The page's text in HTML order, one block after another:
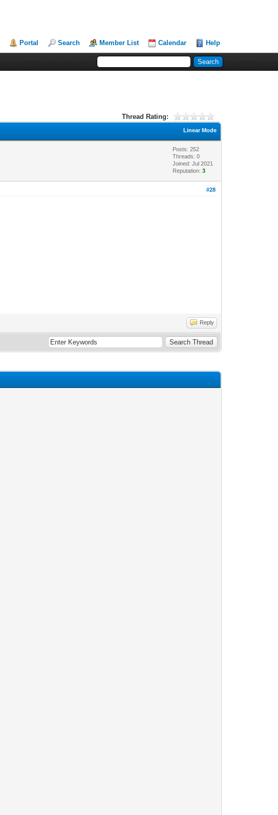
Portal Search Member List Calendar Help
Thread Rating:
Linear Mode
Posts: 252
Threads: 0
Joined: Jul 2021
Reputation:3
#28
Reply